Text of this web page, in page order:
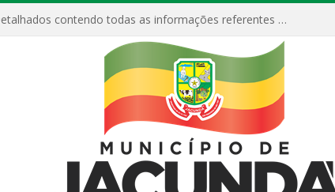
Relatórios Detalhados contendo todas as informações referentes a execução de recursos destinados ao fomento de projetos culturais no Município de Jacundá entre os anos de 2022 ao presente ano de 2026.